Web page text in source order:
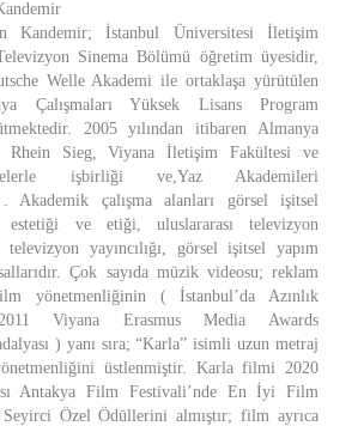
Kandemir; İstanbul Üniversitesi İletişim
Sinema Bölümü öğretim üyesidir,
Welle Akademi ile ortaklaşa yürütülen
Çalışmaları Yüksek Lisans Program
2005 yılından itibaren Almanya
Rhein Sieg, Viyana İletişim Fakültesi ve
işbirliği ve,Yaz Akademileri
Akademik çalışma alanları görsel işitsel
estetiği ve etiği, uluslararası televizyon
televizyon yayıncılığı, görsel işitsel yapım
Çok sayıda müzik videosu; reklam
yönetmenliğinin ( İstanbul’da Azınlık
Viyana Erasmus Media Awards
) yanı sıra; “Karla” isimli uzun metraj
üstlenmiştir. Karla filmi 2020
Antakya Film Festivali’nde En İyi Film
Özel Ödüllerini almıştır; film ayrıca